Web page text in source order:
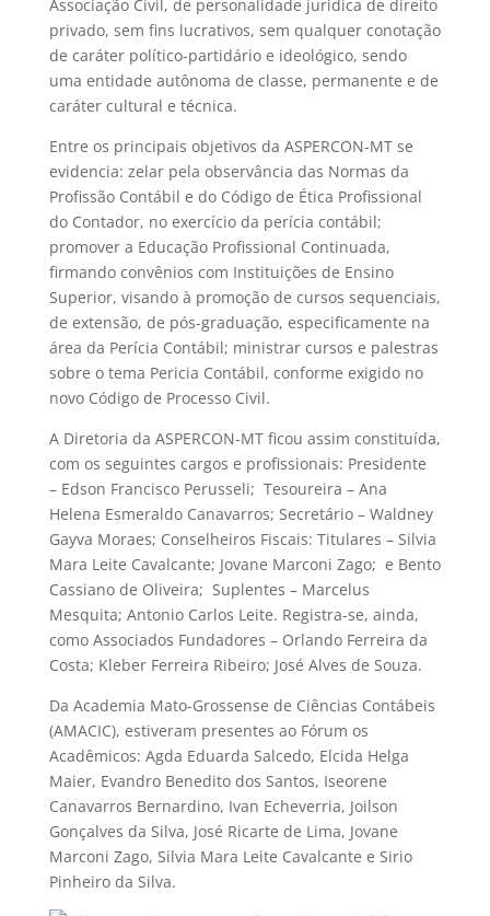
Associação Civil, de personalidade jurídica de direito
privado, sem fins lucrativos, sem qualquer conotação
de caráter político-partidário e ideológico, sendo
uma entidade autônoma de classe, permanente e de
caráter cultural e técnica.
Entre os principais objetivos da ASPERCON-MT se
evidencia: zelar pela observância das Normas da
Profissão Contábil e do Código de Ética Profissional
do Contador, no exercício da perícia contábil;
promover a Educação Profissional Continuada,
firmando convênios com Instituições de Ensino
Superior, visando à promoção de cursos sequenciais,
de extensão, de pós-graduação, especificamente na
área da Perícia Contábil; ministrar cursos e palestras
sobre o tema Pericia Contábil, conforme exigido no
novo Código de Processo Civil.
A Diretoria da ASPERCON-MT ficou assim constituída,
com os seguintes cargos e profissionais: Presidente
– Edson Francisco Perusseli; Tesoureira – Ana
Helena Esmeraldo Canavarros; Secretário – Waldney
Gayva Moraes; Conselheiros Fiscais: Titulares – Silvia
Mara Leite Cavalcante; Jovane Marconi Zago; e Bento
Cassiano de Oliveira; Suplentes – Marcelus
Mesquita; Antonio Carlos Leite. Registra-se, ainda,
como Associados Fundadores – Orlando Ferreira da
Costa; Kleber Ferreira Ribeiro; José Alves de Souza.
Da Academia Mato-Grossense de Ciências Contábeis
(AMACIC), estiveram presentes ao Fórum os
Acadêmicos: Agda Eduarda Salcedo, Elcida Helga
Maier, Evandro Benedito dos Santos, Iseorene
Canavarros Bernardino, Ivan Echeverria, Joilson
Gonçalves da Silva, José Ricarte de Lima, Jovane
Marconi Zago, Silvia Mara Leite Cavalcante e Sirio
Pinheiro da Silva.